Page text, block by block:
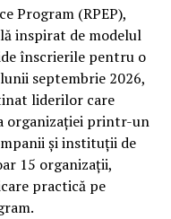
Program (RPEP),
inspirat de modelul
înscrierile pentru o
septembrie 2026,
liderilor care
organizației printr-un
și instituții de
15 organizații,
practică pe